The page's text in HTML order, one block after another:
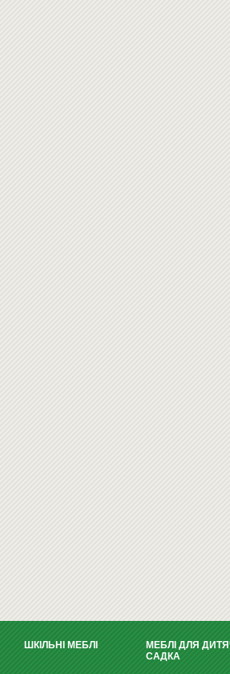
ШКІЛЬНІ МЕБЛІ
МЕБЛІ ДЛЯ
САДКА